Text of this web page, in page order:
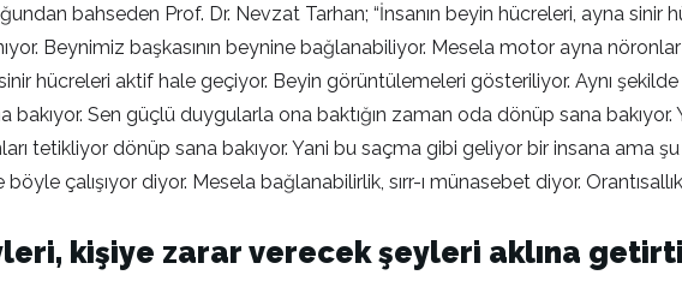
bahseden Prof. Dr. Nevzat Tarhan; “İnsanın beyin hücreleri, ayna sinir
Beynimiz başkasının beynine bağlanabiliyor. Mesela motor ayna nöronlar
hücreleri aktif hale geçiyor. Beyin görüntülemeleri gösteriliyor. Aynı şekilde
Sen güçlü duygularla ona baktığın zaman oda dönüp sana
tetikliyor dönüp sana bakıyor. Yani bu saçma gibi geliyor bir insana ama
çalışıyor diyor. Mesela bağlanabilirlik, sırr-ı münasebet diyor.
kişiye zarar verecek şeyleri aklına